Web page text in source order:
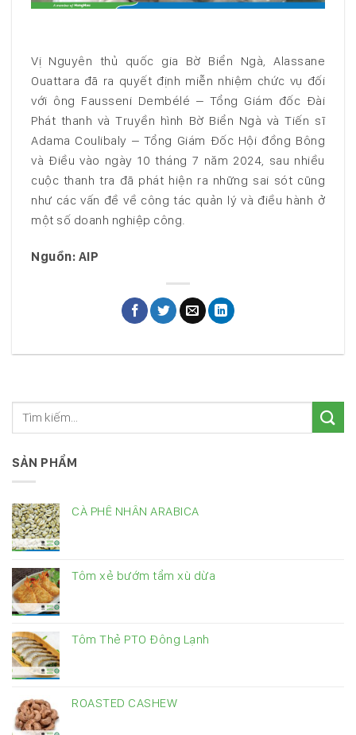
Vị Nguyên thủ quốc gia Bờ Biển Ngà, Alassane
Ouattara đã ra quyết định miễn nhiệm chức vụ đối
với ông Fausseni Dembélé – Tổng Giám đốc Đài
Phát thanh và Truyền hình Bờ Biển Ngà và Tiến sĩ
Adama Coulibaly – Tổng Giám Đốc Hội đồng Bông
và Điều vào ngày 10 tháng 7 năm 2024, sau nhiều
cuộc thanh tra đã phát hiện ra những sai sót cũng
như các vấn đề về công tác quản lý và điều hành ở
một số doanh nghiệp công.
Nguồn: AIP
SẢN PHẨM
CÀ PHÊ NHÂN ARABICA
Tôm xẻ bướm tẩm xù dừa
Tôm Thẻ PTO Đông Lạnh
ROASTED CASHEW